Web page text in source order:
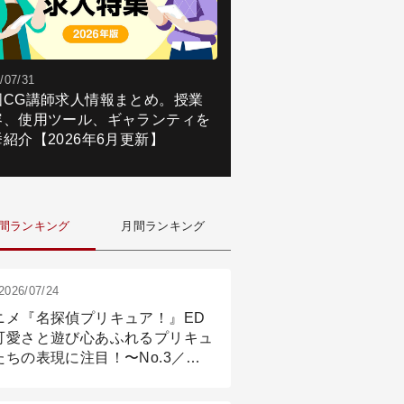
07/31
CG講師求人情報まとめ。授業
、使用ツール、ギャランティを
介【2026年6月更新】
ランキング 月間ランキング
07/24
メ『名探偵プリキュア！』ED
愛さと遊び心あふれるプリキュ
ちの表現に注目！〜No.3／ア